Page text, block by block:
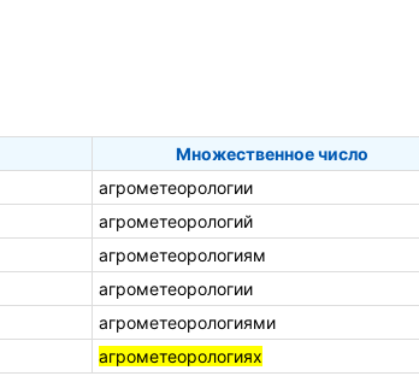
Множественное число
агрометеорологии
агрометеорологий
агрометеорологиям
агрометеорологии
агрометеорологиями
агрометеорологиях